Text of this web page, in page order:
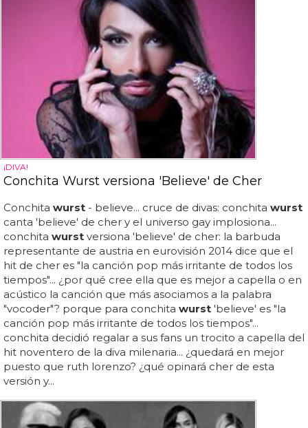
¡DIVA!
Conchita Wurst versiona 'Believe' de Cher
Conchita wurst - believe... cruce de divas: conchita wurst
canta 'believe' de cher y el universo gay implosiona...
conchita wurst versiona 'believe' de cher: la barbuda
representante de austria en eurovisión 2014 dice que el
hit de cher es "la canción pop más irritante de todos los
tiempos"... ¿por qué cree ella que es mejor a capella o en
acústico la canción que más asociamos a la palabra
"vocoder"? porque para conchita wurst 'believe' es "la
canción pop más irritante de todos los tiempos"...
conchita decidió regalar a sus fans un trocito a capella del
hit noventero de la diva milenaria... ¿quedará en mejor
puesto que ruth lorenzo? ¿qué opinará cher de esta
versión y...